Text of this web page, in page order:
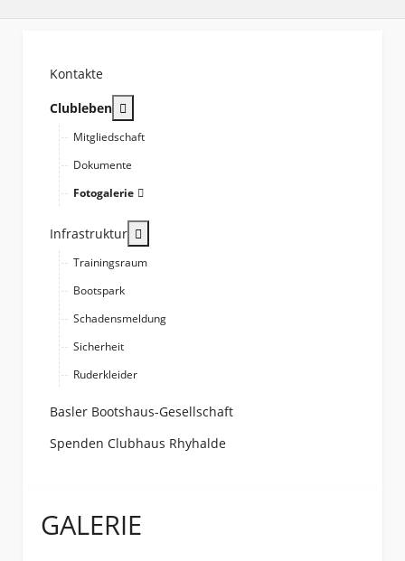
Kontakte
Clubleben
Mitgliedschaft
Dokumente
Fotogalerie
Infrastruktur
Trainingsraum
Bootspark
Schadensmeldung
Sicherheit
Ruderkleider
Basler Bootshaus-Gesellschaft
Spenden Clubhaus Rhyhalde
GALERIE